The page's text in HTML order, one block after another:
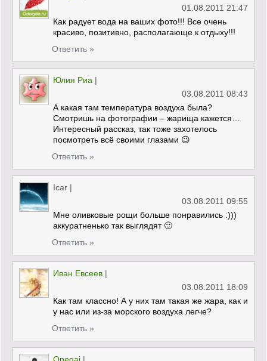
01.08.2011 21:47
Как радует вода на ваших фото!!! Все очень
красиво, позитивно, располагающе к отдыху!!!
Ответить »
Юлия Риа |
03.08.2011 08:43
А какая там температура воздуха была?
Смотришь на фотографии – жарища кажется…
Интересный рассказ, так тоже захотелось
посмотреть всё своими глазами 😉
Ответить »
Icar |
03.08.2011 09:55
Мне оливковые рощи больше понравились :)))
аккуратненько так выглядят 🙂
Ответить »
Иван Евсеев |
03.08.2011 18:09
Как там классно! А у них там такая же жара, как и
у нас или из-за морского воздуха легче?
Ответить »